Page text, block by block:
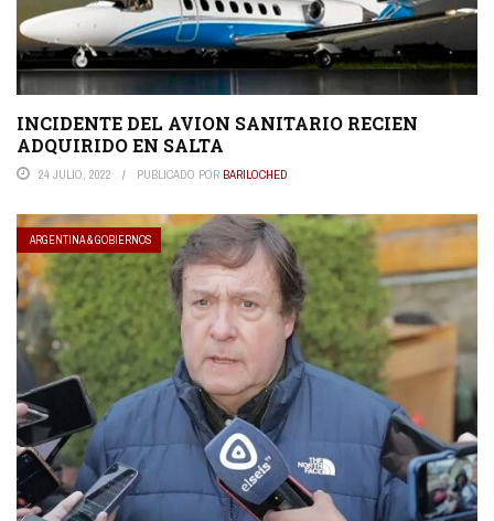
INCIDENTE DEL AVION SANITARIO RECIEN
ADQUIRIDO EN SALTA
24 JULIO, 2022 PUBLICADO POR BARILOCHED
ARGENTINA & GOBIERNOS